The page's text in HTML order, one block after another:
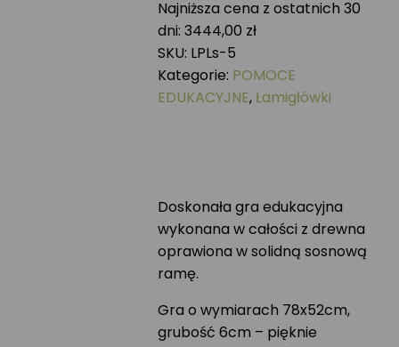
DRZEWA
Najniższa cena z ostatnich 30
dni: 3444,00 zł
SKU: LPLs-5
Kategorie: POMOCE
EDUKACYJNE,Łamigłówki
Doskonała gra edukacyjna
wykonana w całości z drewna
oprawiona w solidną sosnową
ramę.
Gra o wymiarach 78x52cm,
grubość 6cm – pięknie